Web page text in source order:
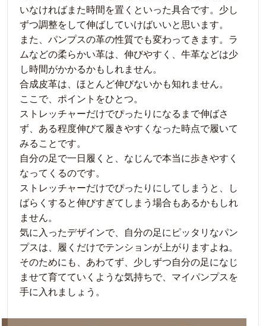
いなければまた時間を置くといった具合です。少し
ずつ調整をして伸ばしていけばいいと思います。
また、パンプスの革の性質でも変わってきます。ラ
ムなどの柔らかい革は、伸びやすく、牛革などは少
し時間がかかるかもしれません。
合成皮革は、ほとんど伸びないかも知れません。
ここで、ポイントをひとつ。
ストレッチャーだけでぴったりになるまで伸ばさ
ず、ある程度伸びて履きやすくなった時点で履いて
みることです。
自分の足で一日履くと、なじんで本当に歩きやすく
なってくるのです。
ストレッチャーだけでぴったりにしてしまうと、し
ばらくすると伸びすぎてしまう場合もあるかもしれ
ません。
気に入ったデザインで、自分の足にピッタリなパン
プスは、履くだけでテンションが上がりますよね。
そのためにも、あわてず、少しずつ自分の足になじ
ませて育てていくような気持ちで、マイパンプスを
手に入れましょう。